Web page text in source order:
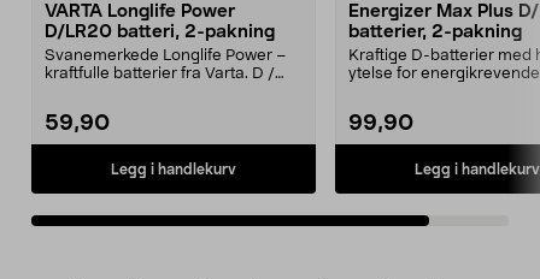
VARTA Longlife Power
D/LR20 batteri, 2-pakning
Svanemerkede Longlife Power –
kraftfulle batterier fra Varta. D /
59,90
Legg i handlekurv
Energizer Max Plus
batterier, 2-pakning
Kraftige D-batterier med
ytelse for energikrevende
99,90
Legg i handlekurv